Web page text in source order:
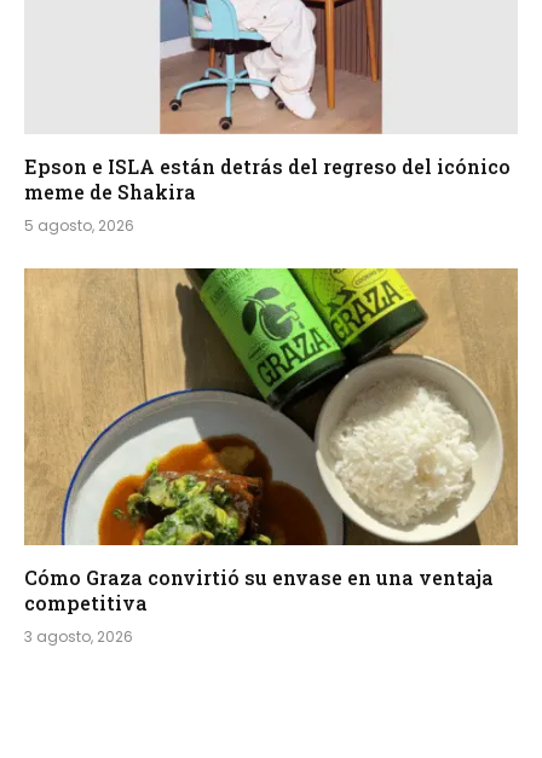
Epson e ISLA están detrás del regreso del icónico
meme de Shakira
5 agosto, 2026
Cómo Graza convirtió su envase en una ventaja
competitiva
3 agosto, 2026